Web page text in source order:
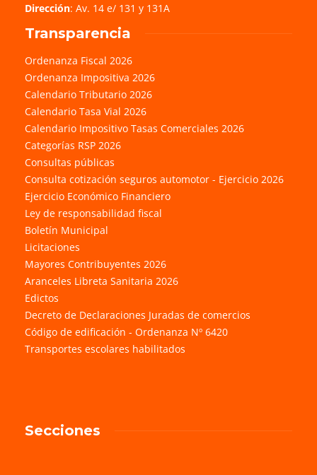
Dirección: Av. 14 e/ 131 y 131A
Transparencia
Ordenanza Fiscal 2026
Ordenanza Impositiva 2026
Calendario Tributario 2026
Calendario Tasa Vial 2026
Calendario Impositivo Tasas Comerciales 2026
Categorías RSP 2026
Consultas públicas
Consulta cotización seguros automotor - Ejercicio 2026
Ejercicio Económico Financiero
Ley de responsabilidad fiscal
Boletín Municipal
Licitaciones
Mayores Contribuyentes 2026
Aranceles Libreta Sanitaria 2026
Edictos
Decreto de Declaraciones Juradas de comercios
Código de edificación - Ordenanza Nº 6420
Transportes escolares habilitados
Secciones